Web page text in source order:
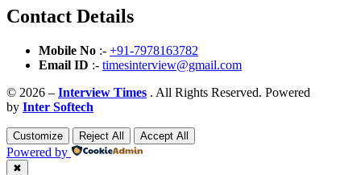
Contact Details
Mobile No :- +91-7978163782
Email ID :- timesinterview@gmail.com
© 2026 – Interview Times . All Rights Reserved. Powered
by Inter Softech
Customize Reject All Accept All
Powered by
✖